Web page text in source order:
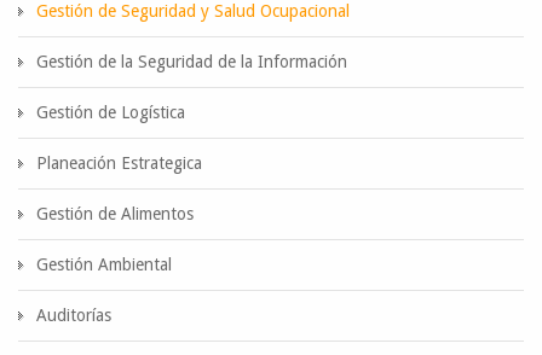
Gestión de Seguridad y Salud Ocupacional
Gestión de la Seguridad de la Información
Gestión de Logística
Planeación Estrategica
Gestión de Alimentos
Gestión Ambiental
Auditorías